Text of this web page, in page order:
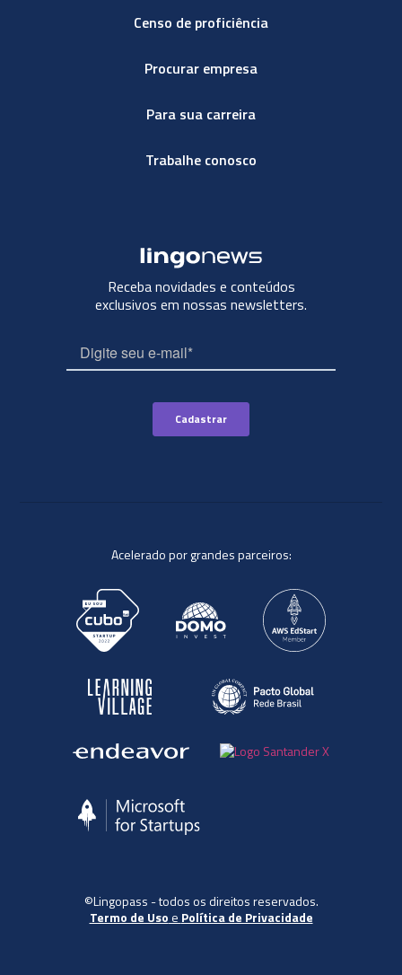
Censo de proficiência
Procurar empresa
Para sua carreira
Trabalhe conosco
Receba novidades e conteúdos
exclusivos em nossas newsletters.
Acelerado por grandes parceiros:
©Lingopass - todos os direitos reservados.
Termo de Uso e Política de Privacidade